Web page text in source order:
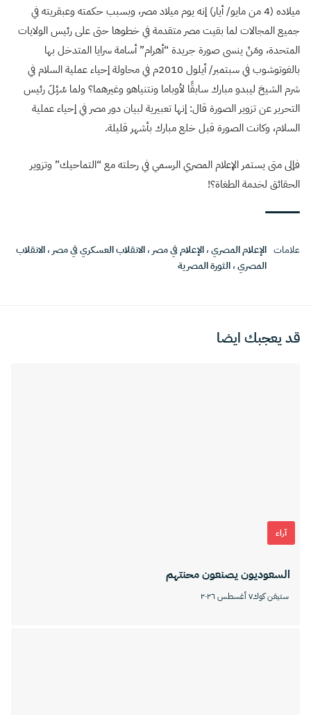
ميلاده (4 من مايو/ أيار) إنه يوم ميلاد مصر، وبسبب حكمته وعبقريته في
جميع المجالات لما بقيت مصر متقدمة في خطوها حتى على رئيس الولايات
المتحدة، ومَنْ ينسى صورة جريدة “أهرام” أسامة سرايا المتدخل بها
بالفوتوشوب في سبتمبر/ أيلول 2010م في محاولة إحياء عملية السلام في
شرم الشيخ ليبدو مبارك سابقًا لأوباما ونتنياهو وغيرهما؟ ولما سُئِلَ رئيس
التحرير عن تزوير الصورة قال: إنها تعبيرية لبيان دور مصر في إحياء عملية
السلام، وكانت الصورة قبل خلع مبارك بأشهر قليلة.
فإلى متى يستمر الإعلام المصري الرسمي في رحلته مع “التماحيك” وتزوير
الحقائق لخدمة الطغاة؟!
علامات الإعلام المصري،الإعلام في مصر ،الانقلاب العسكري في مصر ،الانقلاب
المصري،الثورة المصرية
قد يعجبك ايضا
آراء
السعوديون يصنعون محنتهم
ستيفن كوك٧ أغسطس ٢٠٢٦